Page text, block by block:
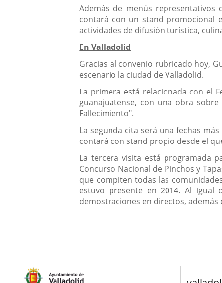
Además de menús representativos
contará con un stand promocional
actividades de difusión turística,
En Valladolid
Gracias al convenio rubricado hoy,
escenario la ciudad de Valladolid.
La primera está relacionada con el
guanajuatense, con una obra
Fallecimiento".
La segunda cita será una fechas
contará con stand propio desde el
La tercera visita está programada
Concurso Nacional de Pinchos y
que compiten todas las
estuvo presente en 2014. Al igual
demostraciones en directos,